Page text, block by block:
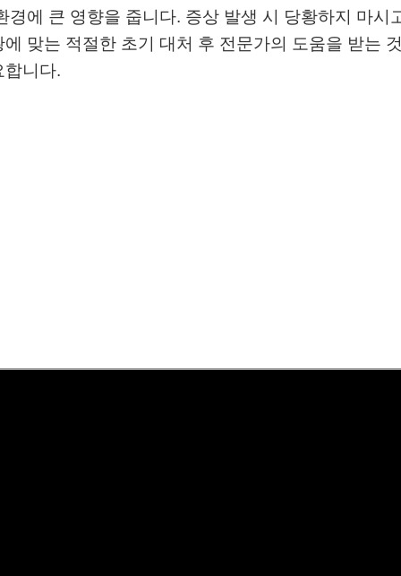
경에 큰 영향을 줍니다. 증상 발생 시 당황하지 마시
에 맞는 적절한 초기 대처 후 전문가의 도움을 받는
합니다.